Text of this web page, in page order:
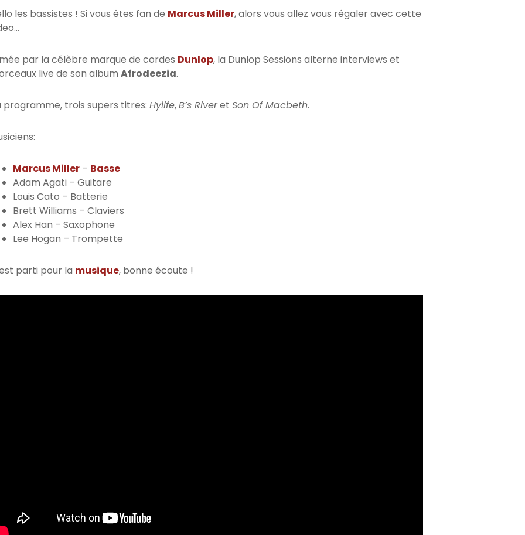
les bassistes ! Si vous êtes fan de Marcus Miller, alors vous allez vous régaler avec cette
par la célèbre marque de cordes Dunlop, la Dunlop Sessions alterne interviews et
live de son album Afrodeezia.
programme, trois supers titres: Hylife,B’s Riveret Son Of Macbeth.
Marcus Miller– Basse
Adam Agati – Guitare
Louis Cato – Batterie
Brett Williams – Claviers
Alex Han – Saxophone
Lee Hogan – Trompette
parti pour la musique, bonne écoute !